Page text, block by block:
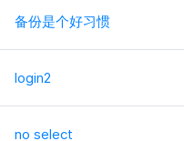
备份是个好习惯
login2
no select